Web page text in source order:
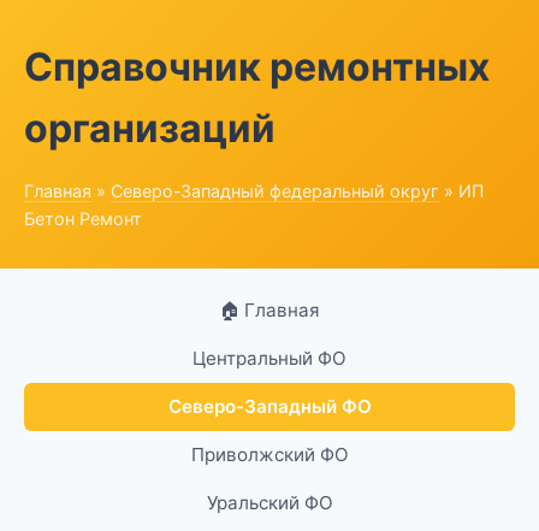
Справочник ремонтных
организаций
Главная » Северо-Западный федеральный округ » ИП
Бетон Ремонт
🏠 Главная
Центральный ФО
Северо-Западный ФО
Приволжский ФО
Уральский ФО